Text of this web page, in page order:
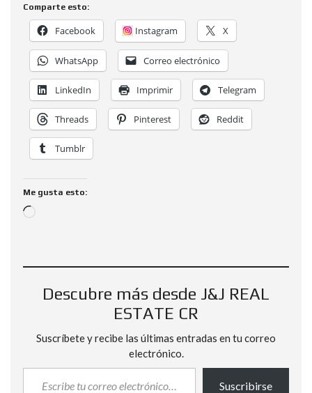
Comparte esto:
Facebook Instagram X
WhatsApp Correo electrónico
LinkedIn Imprimir Telegram
Threads Pinterest Reddit
Tumblr
Me gusta esto:
Descubre más desde J&J REAL
ESTATE CR
Suscríbete y recibe las últimas entradas en tu correo
electrónico.
Suscribirse